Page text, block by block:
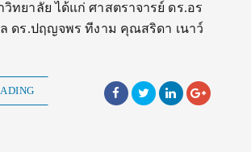
ทยาลัย ได้แก่ ศาสตราจารย์ ดร.อร
ดร.ปฤญจพร ทีงาม คุณสริดา เนาว์